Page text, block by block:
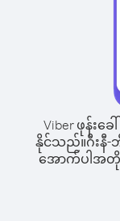
Viber ဖုန်းခ
နိုင်သည်။ဂီးနီ
အောက်ပါအတိုင်